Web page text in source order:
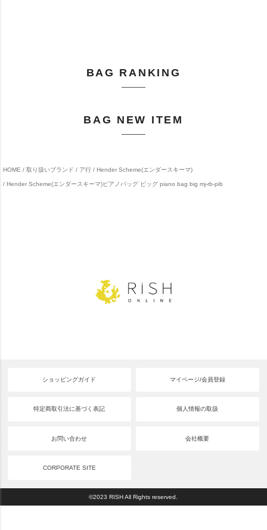
BAG RANKING
BAG NEW ITEM
HOME 取り扱いブランド ア行 Hender Scheme(エンダースキーマ)
Hender Scheme(エンダースキーマ)ピアノバッグ ビッグ piano bag big mj-rb-pib
ショッピングガイド マイページ/会員登録
特定商取引法に基づく表記 個人情報の取扱
お問い合わせ 会社概要
CORPORATE SITE
©2023 RISH All Rights reserved.